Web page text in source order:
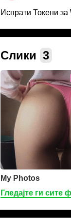
Испрати Токени за
Слики 3
My Photos
Гледајте ги сите